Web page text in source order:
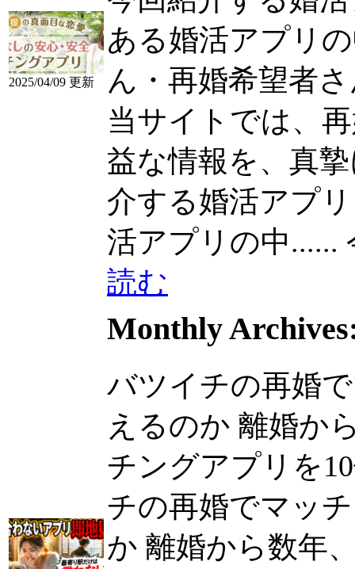
2025/04/09 更新
ある婚活アプリ
ん・再婚希望者
当サイトでは、
益な情報を、真
介する婚活アプ
活アプリの中......
読む
Monthly
バツイチの再婚
えるのか 離婚か
チングアプリを
チの再婚でマッ
か 離婚から数年